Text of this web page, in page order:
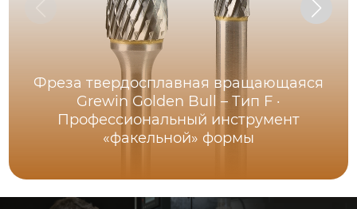
Фреза твердосплавная вращающаяся
Grewin Golden Bull – Тип F ·
Профессиональный инструмент
«факельной» формы